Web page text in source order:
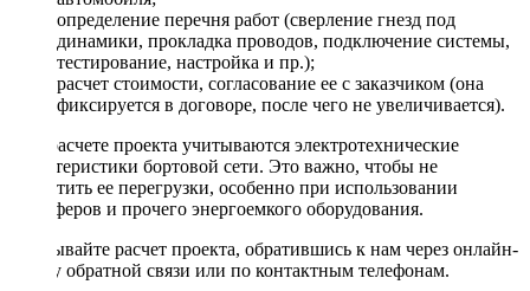
определение перечня работ (сверление гнезд под
динамики, прокладка проводов, подключение системы,
тестирование, настройка и пр.);
расчет стоимости, согласование ее с заказчиком (она
фиксируется в договоре, после чего не увеличивается).
При расчете проекта учитываются электротехнические
характеристики бортовой сети. Это важно, чтобы не
допустить ее перегрузки, особенно при использовании
сабвуферов и прочего энергоемкого оборудования.
Заказывайте расчет проекта, обратившись к нам через онлайн-
форму обратной связи или по контактным телефонам.